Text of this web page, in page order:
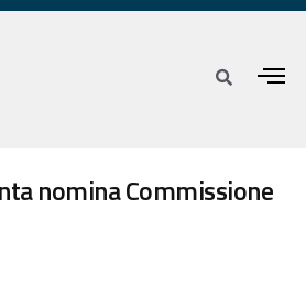
nomina Commissione